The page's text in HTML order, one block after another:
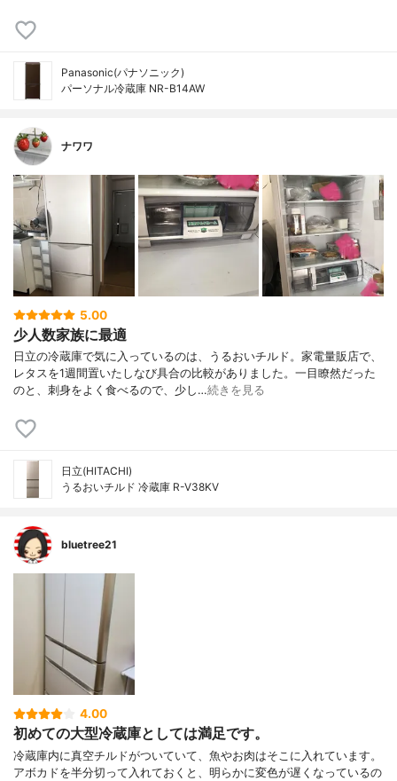
Panasonic(パナソニック)
パーソナル冷蔵庫 NR-B14AW
ナワワ
5.00
少人数家族に最適
日立の冷蔵庫で気に入っているのは、うるおいチルド。家電量販店で、
レタスを1週間置いたしなび具合の比較がありました。一目瞭然だった
のと、刺身をよく食べるので、少し…続きを見る
日立(HITACHI)
うるおいチルド 冷蔵庫 R-V38KV
bluetree21
4.00
初めての大型冷蔵庫としては満足です。
冷蔵庫内に真空チルドがついていて、魚やお肉はそこに入れています。
アボカドを半分切って入れておくと、明らかに変色が遅くなっているの